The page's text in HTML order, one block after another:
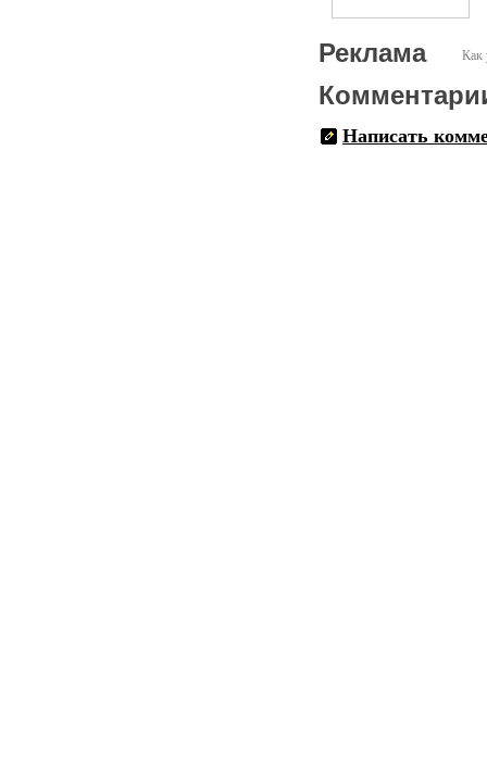
Как
Реклама
Написать